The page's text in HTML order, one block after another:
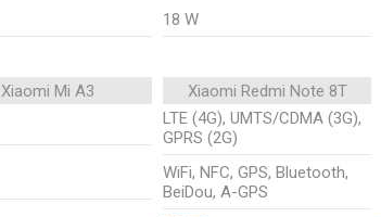
18 W
Xiaomi Mi A3 Xiaomi Redmi Note 8T
LTE (4G), UMTS/CDMA (3G),
GPRS (2G)
WiFi, NFC, GPS, Bluetooth,
BeiDou, A-GPS